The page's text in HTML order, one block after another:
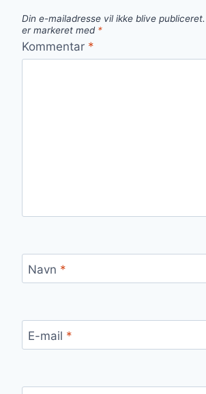
Din e-mailadresse vil ikke blive publiceret.
er markeret med *
Kommentar *
Navn *
E-mail *